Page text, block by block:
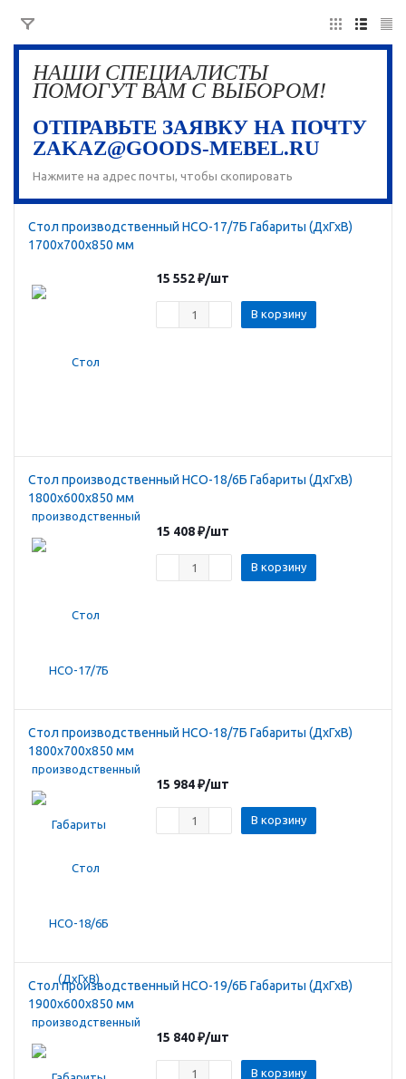
НАШИ СПЕЦИАЛИСТЫ
ПОМОГУТ ВАМ С ВЫБОРОМ!
ОТПРАВЬТЕ ЗАЯВКУ НА ПОЧТУ
ZAKAZ@GOODS-MEBEL.RU
Нажмите на адрес почты, чтобы скопировать
Стол производственный HCO-17/7Б Габариты (ДхГхВ)
1700х700х850 мм
15 552₽/шт
В корзину
Стол производственный HCO-18/6Б Габариты (ДхГхВ)
1800х600х850 мм
15 408₽/шт
В корзину
Стол производственный HCO-18/7Б Габариты (ДхГхВ)
1800х700х850 мм
15 984₽/шт
В корзину
Стол производственный HCO-19/6Б Габариты (ДхГхВ)
1900х600х850 мм
15 840₽/шт
В корзину